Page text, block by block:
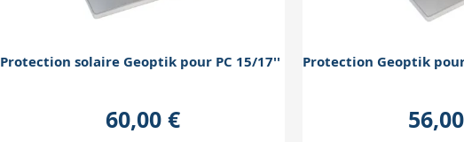
Protection solaire Geoptik pour PC 15/17''
60,00 €
Protection Geoptik